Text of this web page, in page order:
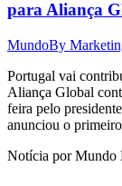
para Aliança
MundoBy
Portugal vai
Aliança Global
feira pelo
anunciou o
Notícia por Mundo